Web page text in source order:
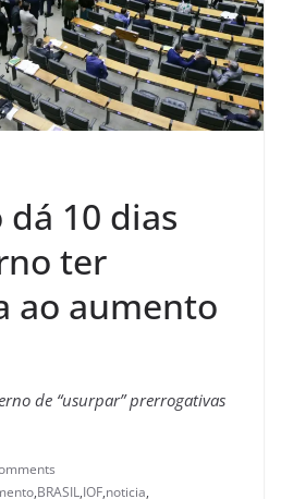
dá 10 dias
ter
ao aumento
de “usurpar” prerrogativas
,BRASIL,IOF,noticia,